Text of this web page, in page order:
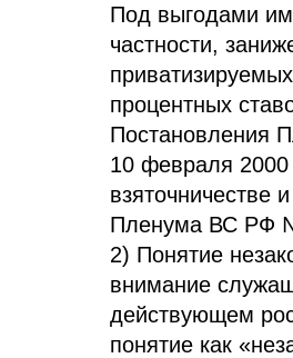
Под выгодами
частности,
процентных
Постановления
10 февраля 2000
взяточничестве
Пленума ВС РФ
2) Понятие
внимание
действующем
понятие как